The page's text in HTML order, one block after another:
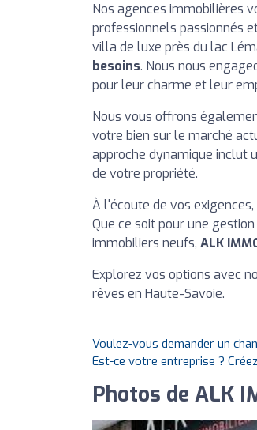
Nos agences immobilières
professionnels passionnés
villa de luxe près du lac
besoins. Nous nous
pour leur charme et leur
Nous vous offrons
votre bien sur le marché
approche dynamique inclut
de votre propriété.
À l'écoute de vos
Que ce soit pour une
immobiliers neufs, ALK
Explorez vos options avec
rêves en Haute-Savoie.
Voulez-vous demander un
Est-ce votre entreprise ?
Photos de ALK